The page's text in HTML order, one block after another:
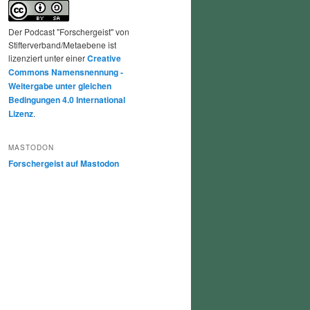
Der Podcast "Forschergeist" von
Stifterverband/Metaebene ist
lizenziert unter einerCreative
Commons Namensnennung -
Weitergabe unter gleichen
Bedingungen 4.0 International
Lizenz.
MASTODON
Forschergeist auf Mastodon